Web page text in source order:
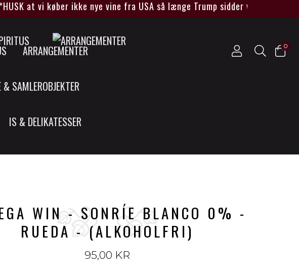
at vi køber ikke nye vine fra USA så længe Trump sidder ved magten****
ARRANGEMENTER
SAMLEROBJEKTER
IS & DELIKATESSER
0
WIN - SONRÍE BLANCO 0% -
RUEDA - (ALKOHOLFRI)
95,00 KR